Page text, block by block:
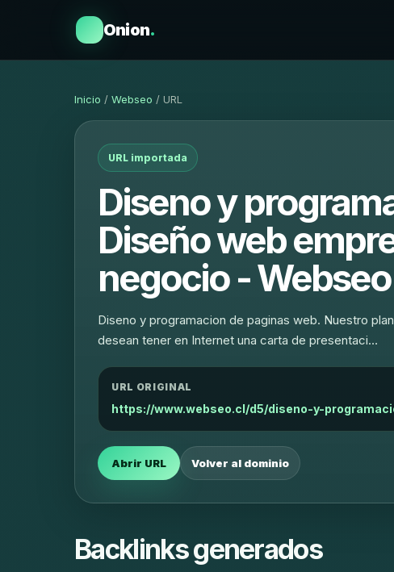
Onion.
Inicio / Webseo / URL
URL importada
Diseno y
Diseño web
negocio -
Diseno y programacion de paginas web. Nuestro
desean tener en Internet una carta de presentaci…
URL ORIGINAL
https://www.webseo.cl/d5/diseno-y-
Abrir URL Volver al dominio
Backlinks generados